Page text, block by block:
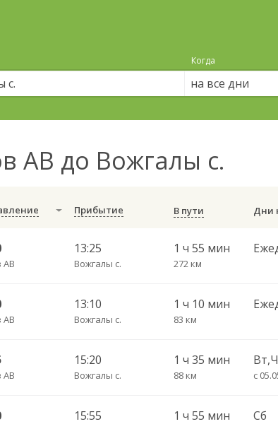
Когда
на все дни
АВ до Вожгалы с.
Прибытие В пути
АВ
13:25
Вожгалы с.
1 ч 55 мин
272 км
АВ
13:10
Вожгалы с.
1 ч 10 мин
83 км
АВ
15:20
Вожгалы с.
1 ч 35 мин
88 км с
15:55 1 ч 55 мин Сб